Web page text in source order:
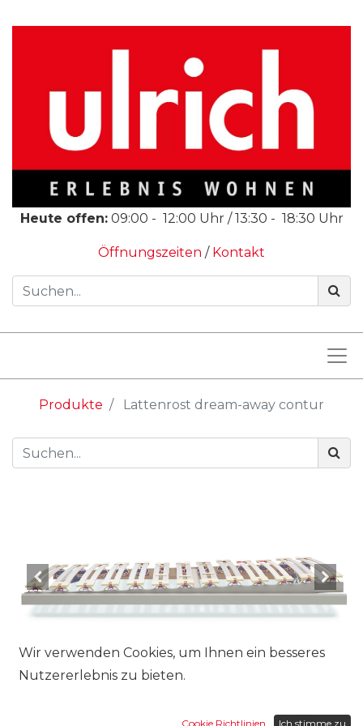
Heute offen: 09:00 - 12:00 Uhr /13:30 - 18:30 Uhr
Öffnungszeiten / Kontakt
Produkte Lattenrost dream-away contur
Wir verwenden Cookies, um Ihnen ein besseres
Nutzererlebnis zu bieten.
Cookie Richtlinien Ich stimme zu